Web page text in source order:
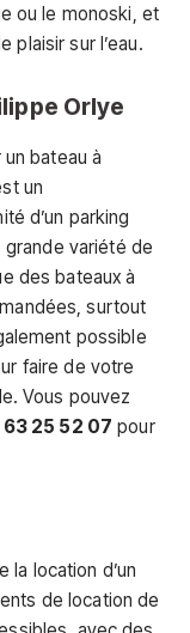
ou le monoski, et
plaisir sur l’eau.
Orlye
bateau à
un
d’un parking
variété de
des bateaux à
surtout
possible
faire de votre
Vous pouvez
25 52 07 pour
la location d’un
de location de